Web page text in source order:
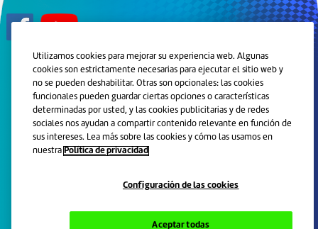
© 2024 Grupo de Compañías de Haleon. Todos los derechos
reservados.
Marcas registradas son propiedad o licenciadas por Haleon.
Este sitio está orientado a personas físicas residentes en
Argentina.
gratuitamente al 0800-888-606.
Utilizamos cookies para mejorar su experiencia web. Algunas
cookies son estrictamente necesarias para ejecutar el sitio web y
no se pueden deshabilitar. Otras son opcionales: las cookies
funcionales pueden guardar ciertas opciones o características
determinadas por usted, y las cookies publicitarias y de redes
sociales nos ayudan a compartir contenido relevante en función de
sus intereses. Lea más sobre las cookies y cómo las usamos en
nuestra Política de privacidad
Configuración de las cookies
Aceptar todas